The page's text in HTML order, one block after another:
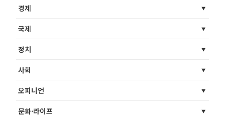
경제
국제
정치
사회
오피니언
문화·라이프